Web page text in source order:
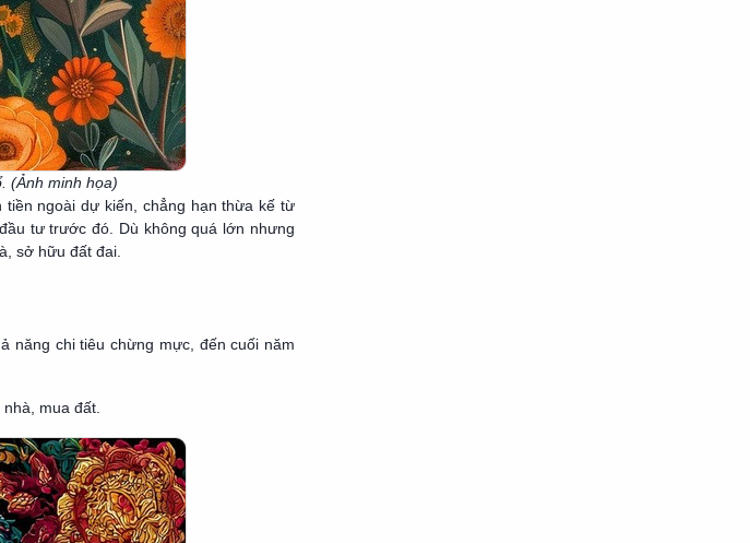
(Ảnh minh họa)
ngoài dự kiến, chẳng hạn thừa kế từ
tư trước đó. Dù không quá lớn nhưng
sở hữu đất đai.
năng chi tiêu chừng mực, đến cuối năm
mua đất.